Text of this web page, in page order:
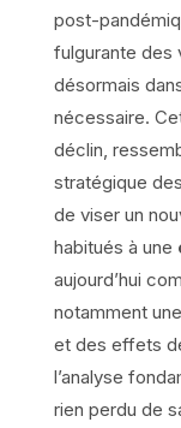
post-
fulgurante des
désormais
nécessaire.
déclin,
stratégique
de viser un
habitués à une
aujourd’hui
notamment
et des effets
l’analyse
rien perdu de